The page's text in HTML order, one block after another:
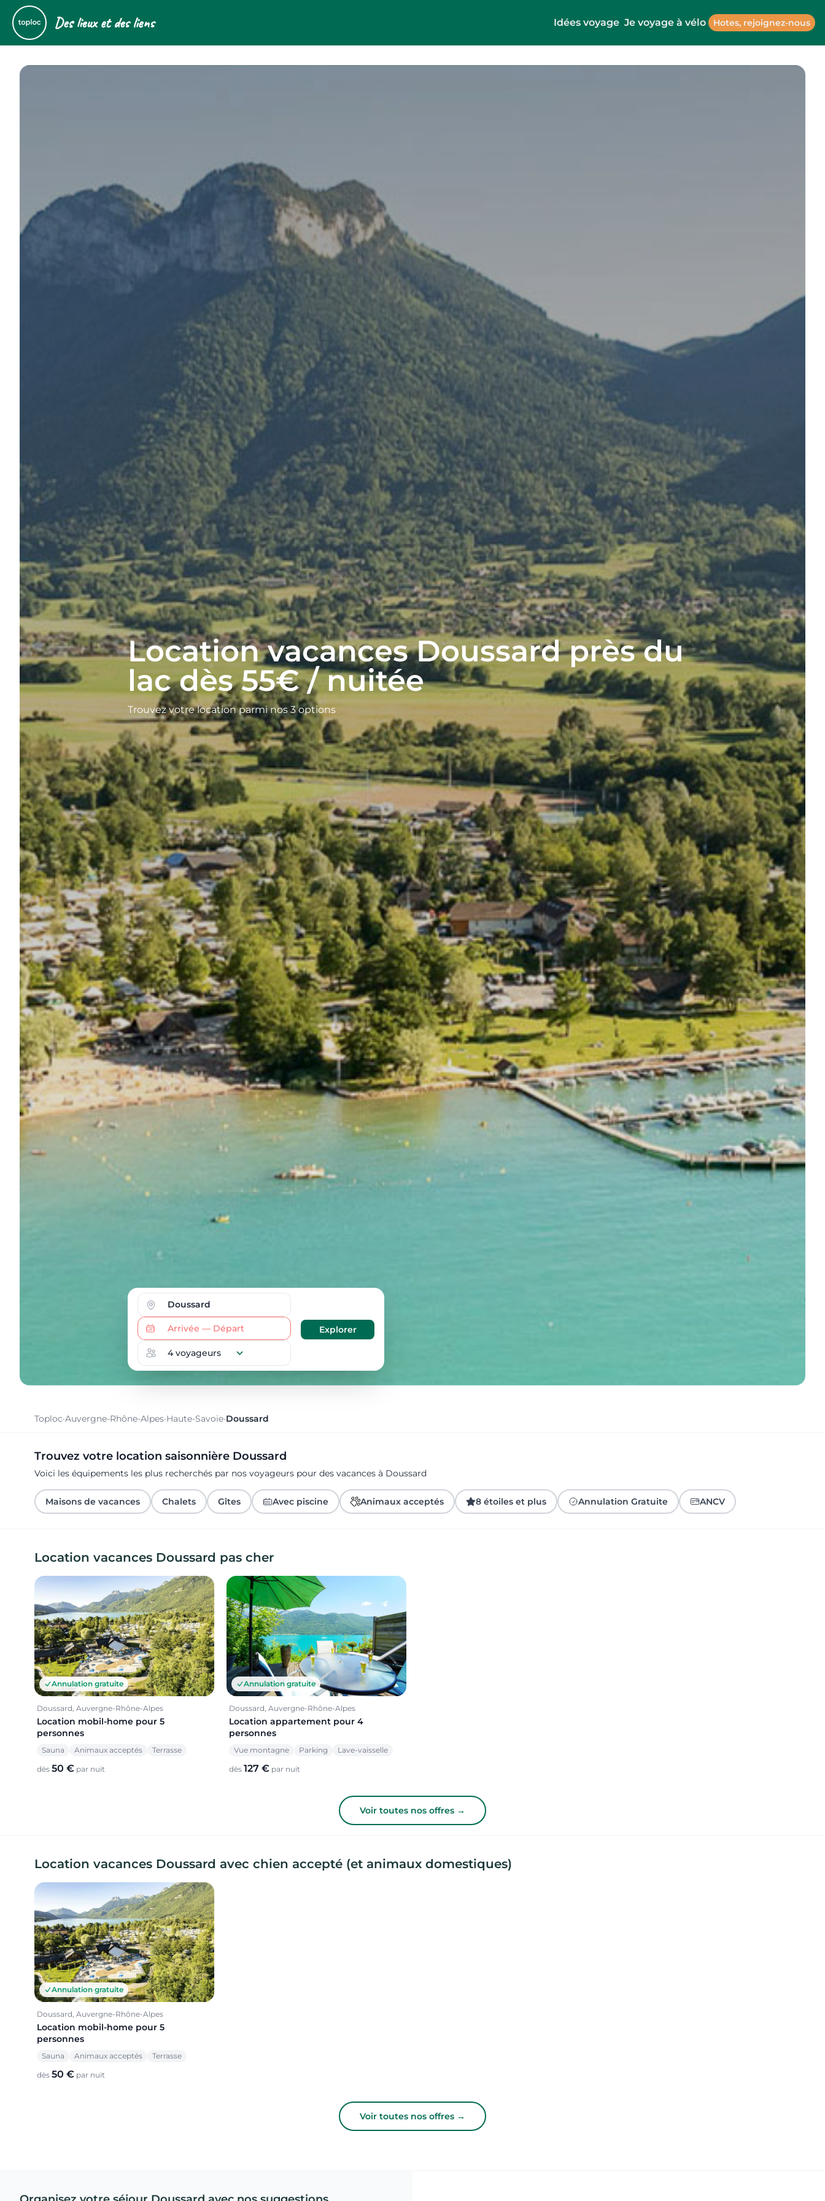
Des lieux et des liens Idées voyage Je voyage à vélo Hotes, rejoignez-nous
Location vacances Doussard près du
lac dès 55€ / nuitée
Trouvez votre location parmi nos 3 options
Toploc·Auvergne-Rhône-Alpes·Haute-Savoie·Doussard
Trouvez votre location saisonnière Doussard
Voici les équipements les plus recherchés par nos voyageurs pour des vacances à Doussard
Maisons de vacances Chalets Gîtes Avec piscine Animaux acceptés 8 étoiles et plus Annulation Gratuite ANCV
Location vacances Doussard pas cher
Annulation gratuite
Doussard, Auvergne-Rhône-Alpes
Location mobil-home pour 5
personnes
Sauna Animaux acceptés Terrasse
dès 50 € par nuit
Annulation gratuite
Doussard, Auvergne-Rhône-Alpes
Location appartement pour 4
personnes
Vue montagne Parking Lave-vaisselle
dès 127 € par nuit
Voir toutes nos offres →
Location vacances Doussard avec chien accepté (et animaux domestiques)
Annulation gratuite
Doussard, Auvergne-Rhône-Alpes
Location mobil-home pour 5
personnes
Sauna Animaux acceptés Terrasse
dès 50 € par nuit
Voir toutes nos offres →